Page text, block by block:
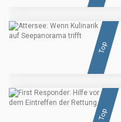
Top
Top